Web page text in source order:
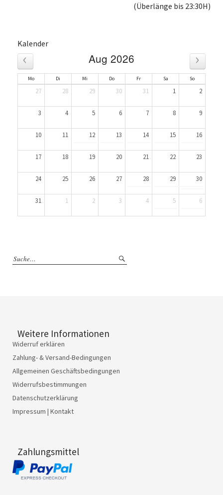
(Überlänge bis 23:30H)
Kalender
‹ Aug 2026 ›
Mo Di Mi Do Fr Sa So
27 28 29 30 31 1 2
3 4 5 6 7 8 9
10 11 12 13 14 15 16
17 18 19 20 21 22 23
24 25 26 27 28 29 30
31 1 2 3 4 5 6
Weitere Informationen
Widerruf erklären
Zahlung- & Versand-Bedingungen
Allgemeinen Geschäftsbedingungen
Widerrufsbestimmungen
Datenschutzerklärung
Impressum | Kontakt
Zahlungsmittel